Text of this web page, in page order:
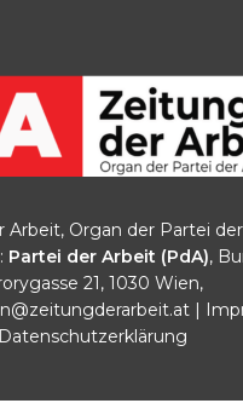
Organ der Partei
Partei der Arbeit (PdA),
21, 1030 Wien,
|
Datenschutzerklärung